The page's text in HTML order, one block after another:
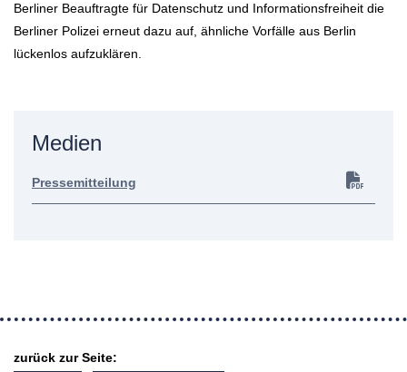
Berliner Beauftragte für Datenschutz und Informationsfreiheit die
Berliner Polizei erneut dazu auf, ähnliche Vorfälle aus Berlin
lückenlos aufzuklären.
Medien
Pressemitteilung
zurück zur Seite: